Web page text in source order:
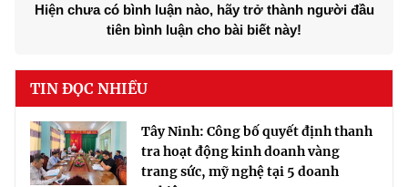
Hiện chưa có bình luận nào, hãy trở thành người đầu
tiên bình luận cho bài biết này!
TIN ĐỌC NHIỀU
Tây Ninh: Công bố quyết định thanh
tra hoạt động kinh doanh vàng
trang sức, mỹ nghệ tại 5 doanh